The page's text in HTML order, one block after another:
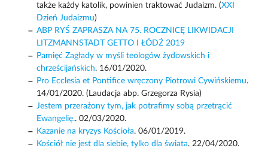
także każdy katolik, powinien traktować Judaizm. (XXI
Dzień Judaizmu)
ABP RYŚ ZAPRASZA NA 75. ROCZNICĘ LIKWIDACJI
LITZMANNSTADT GETTO I ŁÓDŹ 2019
Pamięć Zagłady w myśli teologów żydowskich i
chrześcijańskich. 16/01/2020.
Pro Ecclesia et Pontifice wręczony Piotrowi Cywińskiemu.
14/01/2020. (Laudacja abp. Grzegorza Rysia)
Jestem przerażony tym, jak potrafimy sobą przetrącić
Ewangelię.. 02/03/2020.
Kazanie na kryzys Kościoła. 06/01/2019.
Kościół nie jest dla siebie, tylko dla świata. 22/04/2020.